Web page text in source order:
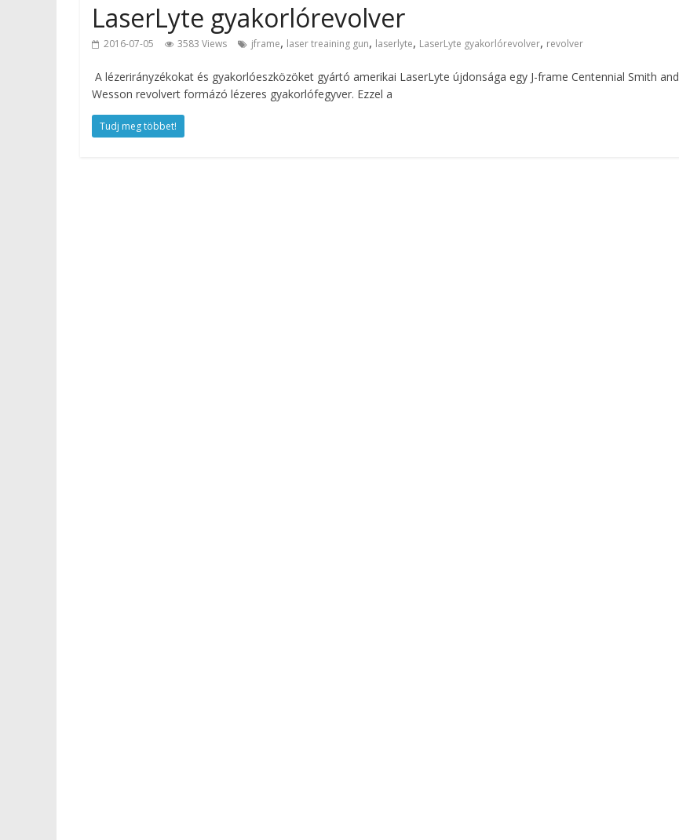
LaserLyte gyakorlórevolver
2016-07-05 3583 Views jframe, laser treaining gun, laserlyte, LaserLyte gyakorlórevolver, revolver
A lézerirányzékokat és gyakorlóeszközöket gyártó amerikai LaserLyte újdonsága egy J-frame Centennial Smith and
Wesson revolvert formázó lézeres gyakorlófegyver. Ezzel a
Tudj meg többet!